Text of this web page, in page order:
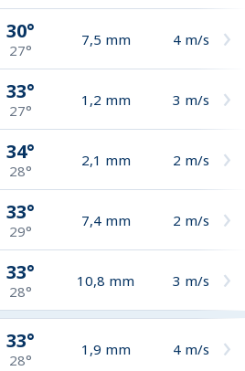
30°
27°
7,5 mm 4 m/s
33°
27°
1,2 mm 3 m/s
34°
28°
2,1 mm 2 m/s
33°
29°
7,4 mm 2 m/s
33°
28°
10,8 mm 3 m/s
33°
28°
1,9 mm 4 m/s